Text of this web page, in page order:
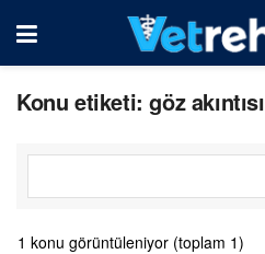
Konu etiketi: göz akıntısı
1 konu görüntüleniyor (toplam 1)